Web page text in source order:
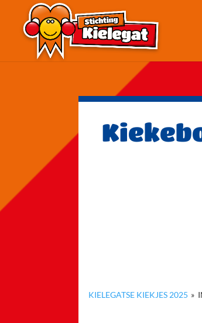
KIELEGATSE KIEKJES 2025 »